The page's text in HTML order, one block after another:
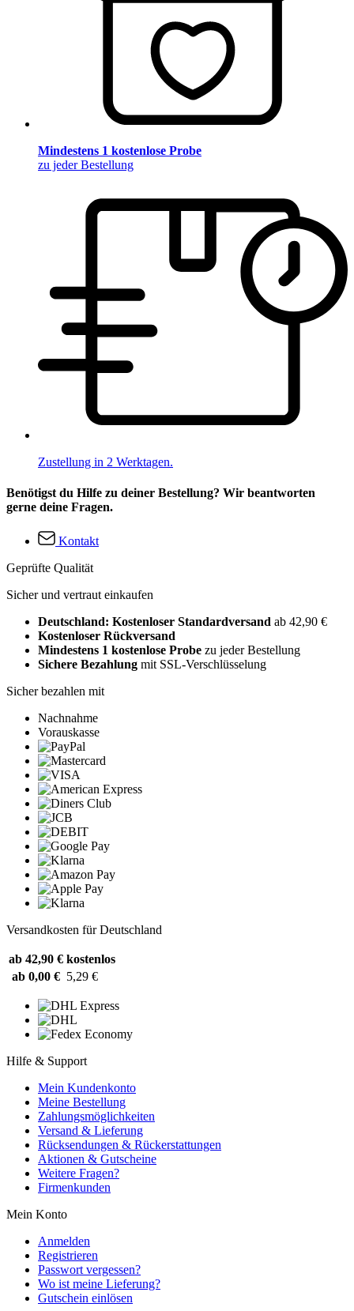
Mindestens 1 kostenlose Probe
zu jeder Bestellung
Zustellung in 2 Werktagen.
Benötigst du Hilfe zu deiner Bestellung? Wir beantworten
gerne deine Fragen.
Kontakt
Geprüfte Qualität
Sicher und vertraut einkaufen
Deutschland: Kostenloser Standardversand ab 42,90 €
Kostenloser Rückversand
Mindestens 1 kostenlose Probe zu jeder Bestellung
Sichere Bezahlung mit SSL-Verschlüsselung
Sicher bezahlen mit
Nachnahme
Vorauskasse
Versandkosten für Deutschland
ab 42,90 € kostenlos
ab 0,00 € 5,29 €
Hilfe & Support
Mein Kundenkonto
Meine Bestellung
Zahlungsmöglichkeiten
Versand & Lieferung
Rücksendungen & Rückerstattungen
Aktionen & Gutscheine
Weitere Fragen?
Firmenkunden
Mein Konto
Anmelden
Registrieren
Passwort vergessen?
Wo ist meine Lieferung?
Gutschein einlösen